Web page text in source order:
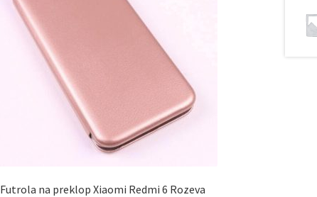
Futrola na preklop Xiaomi Redmi 6 Rozeva